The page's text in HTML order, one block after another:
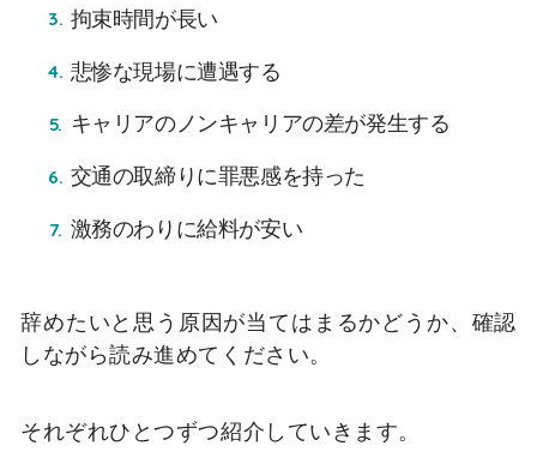
拘束時間が長い
悲惨な現場に遭遇する
キャリアのノンキャリアの差が発生する
交通の取締りに罪悪感を持った
激務のわりに給料が安い
辞めたいと思う原因が当てはまるかどうか、確認
しながら読み進めてください。
それぞれひとつずつ紹介していきます。